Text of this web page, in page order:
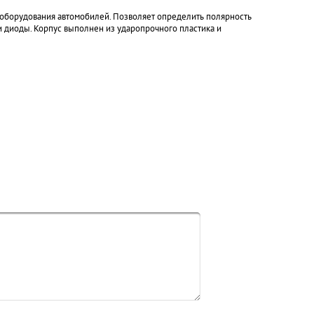
автомобилей. Позволяет определить полярность
Корпус выполнен из ударопрочного пластика и